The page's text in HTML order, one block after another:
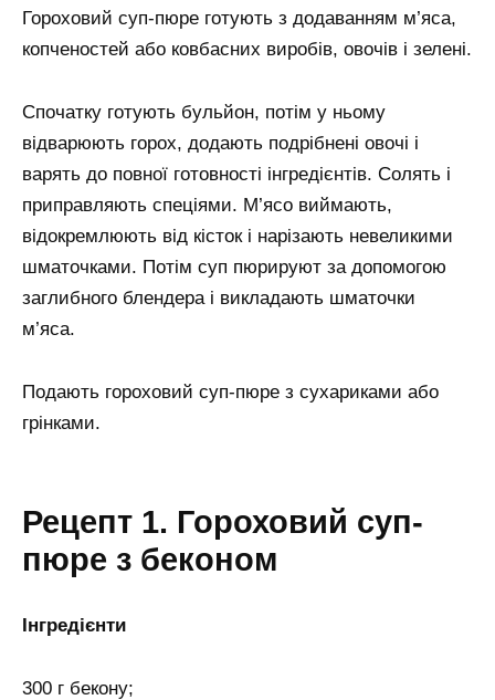
Гороховий суп-пюре готують з додаванням м’яса,
копченостей або ковбасних виробів, овочів і зелені.
Спочатку готують бульйон, потім у ньому
відварюють горох, додають подрібнені овочі і
варять до повної готовності інгредієнтів. Солять і
приправляють спеціями. М’ясо виймають,
відокремлюють від кісток і нарізають невеликими
шматочками. Потім суп пюрируют за допомогою
заглибного блендера і викладають шматочки
м’яса.
Подають гороховий суп-пюре з сухариками або
грінками.
Рецепт 1. Гороховий суп-
пюре з беконом
Інгредієнти
300 г бекону;